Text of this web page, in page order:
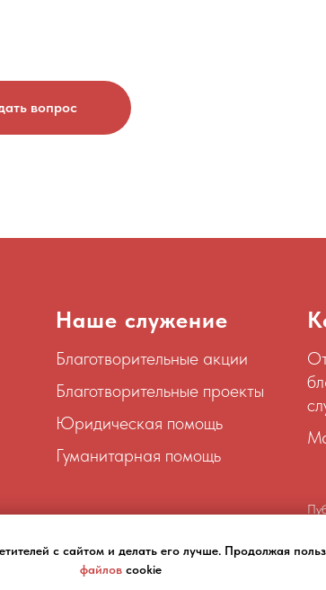
вопрос
Наше служение
Благотворительные акции
Благотворительные проекты
Юридическая помощь
Гуманитарная помощь
с сайтом и делать его лучше. Продолжая
файловcookie